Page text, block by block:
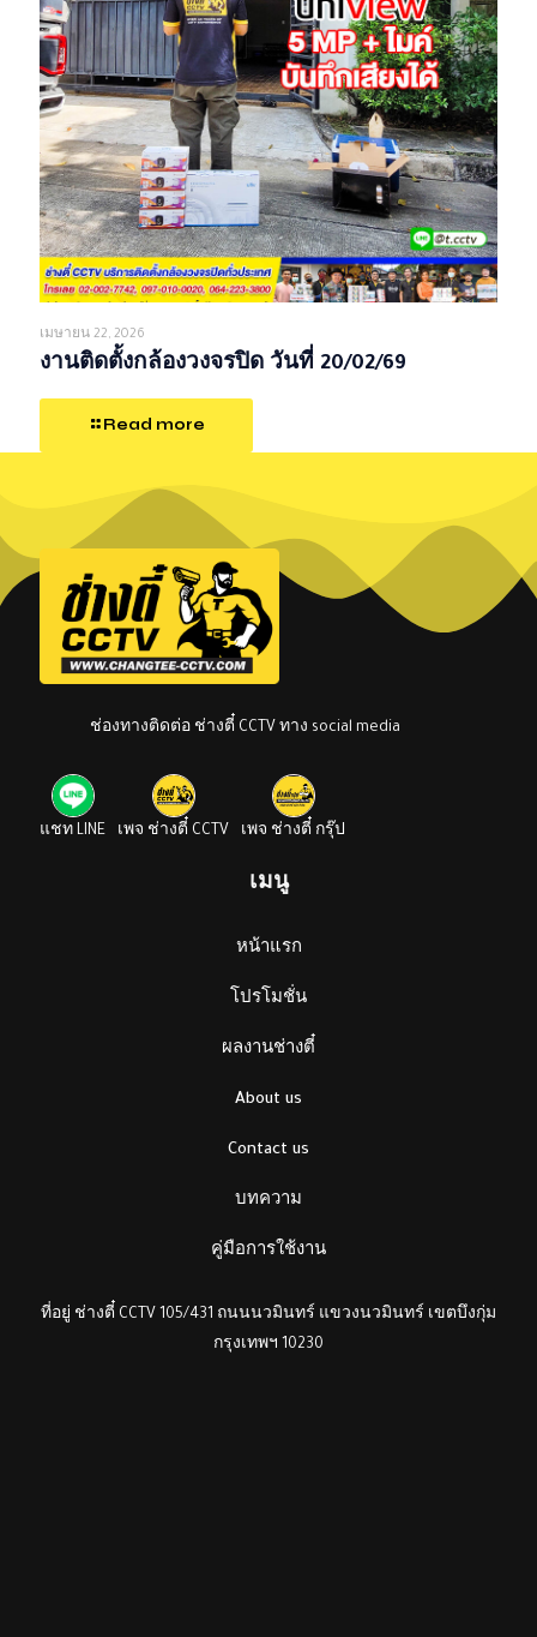
เมษายน 22, 2026
งานติดตั้งกล้องวงจรปิด วันที่ 20/02/69
Read more
ช่องทางติดต่อ ช่างตี๋ CCTV ทาง social media
แชท LINE เพจ ช่างตี๋ CCTV เพจ ช่างตี๋ กรุ๊ป
เมนู
หน้าแรก
โปรโมชั่น
ผลงานช่างตี๋
About us
Contact us
บทความ
คู่มือการใช้งาน
ที่อยู่ ช่างตี๋ CCTV 105/431 ถนนนวมินทร์ แขวงนวมินทร์ เขตบึงกุ่ม
กรุงเทพฯ 10230